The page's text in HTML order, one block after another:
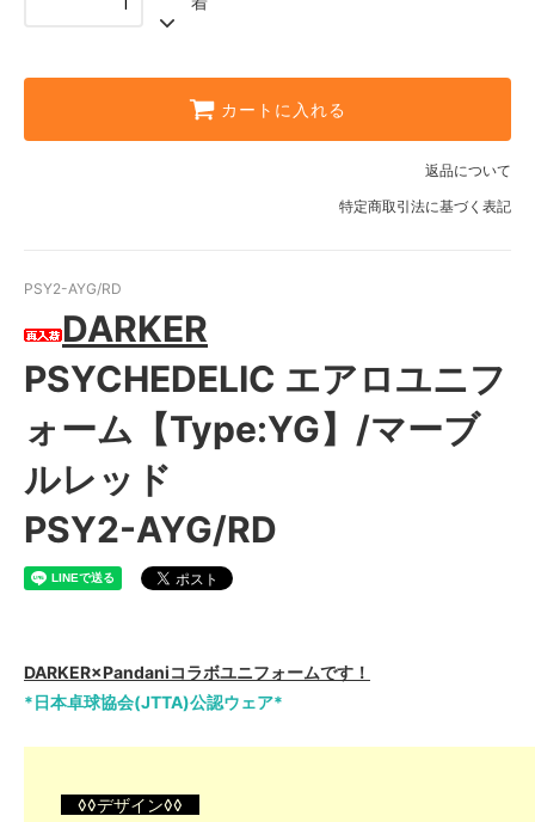
カートに入れる
返品について
特定商取引法に基づく表記
PSY2-AYG/RD
DARKER
PSYCHEDELIC エアロユニフ
ォーム【Type:YG】/マーブ
ルレッド
PSY2-AYG/RD
DARKER×Pandaniコラボユニフォームです！
*日本卓球協会(JTTA)公認ウェア*
◊◊デザイン◊◊